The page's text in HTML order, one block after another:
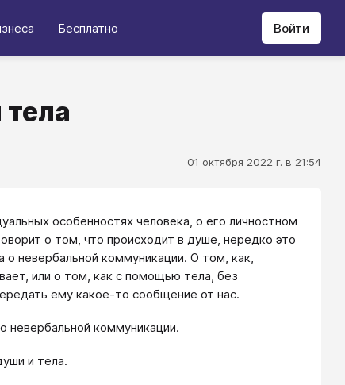
Бесплатно Войти
01 октября 2022 г. в 21:54
особенностях человека, о его личностном
о том, что происходит в душе, нередко это
о невербальной коммуникации. О том, как,
или о том, как с помощью тела, без
ему какое-то сообщение от нас.
невербальной коммуникации.
и тела.